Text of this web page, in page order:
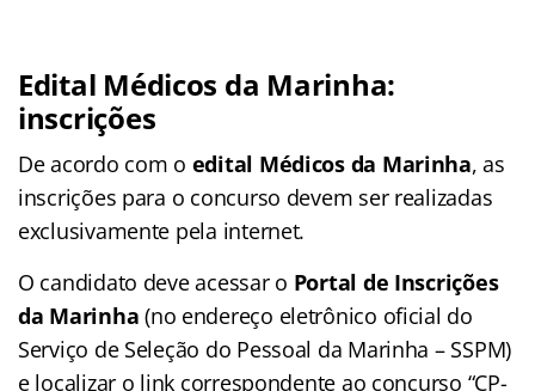
Edital Médicos da Marinha:
inscrições
De acordo com o edital Médicos da Marinha, as
inscrições para o concurso devem ser realizadas
exclusivamente pela internet.
O candidato deve acessar o Portal de Inscrições
da Marinha (no endereço eletrônico oficial do
Serviço de Seleção do Pessoal da Marinha – SSPM)
e localizar o link correspondente ao concurso “CP-